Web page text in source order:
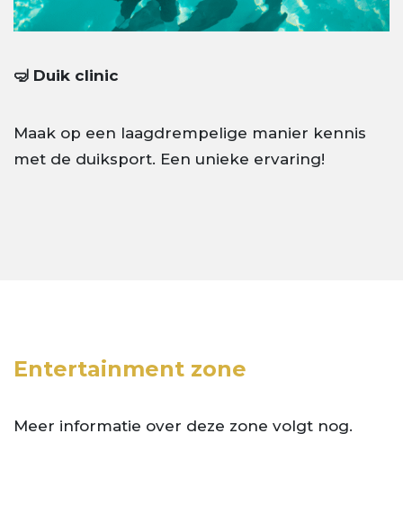
🤿 Duik clinic
Maak op een laagdrempelige manier kennis
met de duiksport. Een unieke ervaring!
Entertainment zone
Meer informatie over deze zone volgt nog.